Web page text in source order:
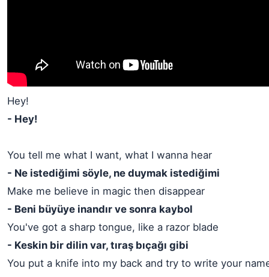
Hey!
- Hey!
You tell me what I want, what I wanna hear
- Ne istediğimi söyle, ne duymak istediğimi
Make me believe in magic then disappear
- Beni büyüye inandır ve sonra kaybol
You've got a sharp tongue, like a razor blade
- Keskin bir dilin var, tıraş bıçağı gibi
You put a knife into my back and try to write your